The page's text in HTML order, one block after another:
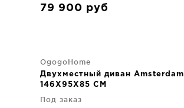
79 900 руб
OgogoHome
Двухместный диван Amsterdam
146X95X85 CM
Под заказ